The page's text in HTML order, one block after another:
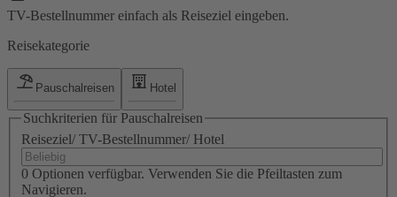
TV-Bestellnummer einfach als Reiseziel eingeben.
Reisekategorie
Pauschalreisen Hotel
Suchkriterien für Pauschalreisen
Reiseziel/ TV-Bestellnummer/ Hotel
0 Optionen verfügbar. Verwenden Sie die Pfeiltasten zum
Navigieren.